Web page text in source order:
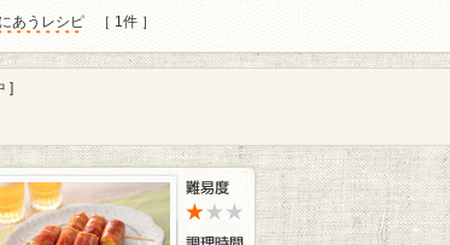
あうレシピ ［ 1件 ］
]